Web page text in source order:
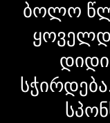
ბოლო